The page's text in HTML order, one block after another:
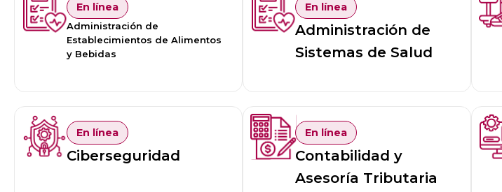
En línea
Administración de
Establecimientos de Alimentos
y Bebidas
En línea
Administración de
Sistemas de Salud
En línea
Ciberseguridad
En línea
Contabilidad y
Asesoría Tributaria